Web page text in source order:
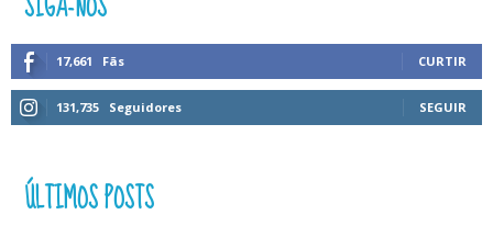
17,661 Fãs CURTIR
131,735 Seguidores SEGUIR
ÚLTIMOS POSTS